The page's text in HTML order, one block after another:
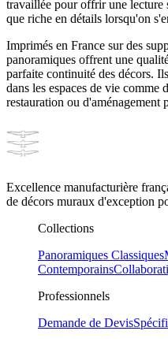
travaillée pour offrir une lecture
que riche en détails lorsqu'on
Imprimés en France sur des
panoramiques offrent une
parfaite continuité des décors.
dans les espaces de vie comme
restauration ou d'aménagement
Excellence manufacturière
de décors muraux d'exception
Collections
Panoramiques Classiques
Contemporains
Professionnels
Demande de Devis